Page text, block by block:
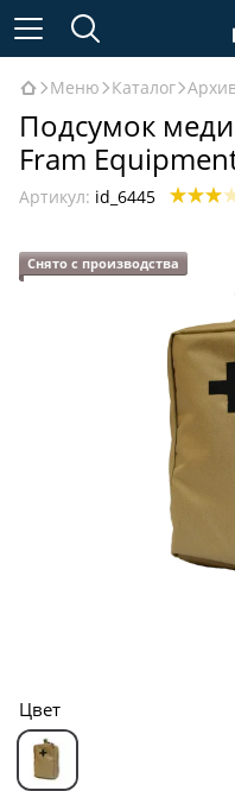
Меню Каталог
Подсумок
Fram
Артикул: id_6445
Снято с производства
Цвет